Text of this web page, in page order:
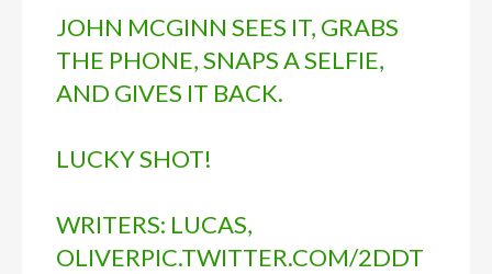
JOHN MCGINN SEES IT, GRABS
THE PHONE, SNAPS A SELFIE,
AND GIVES IT BACK.
LUCKY SHOT!
WRITERS: LUCAS,
OLIVERPIC.TWITTER.COM/2DDT